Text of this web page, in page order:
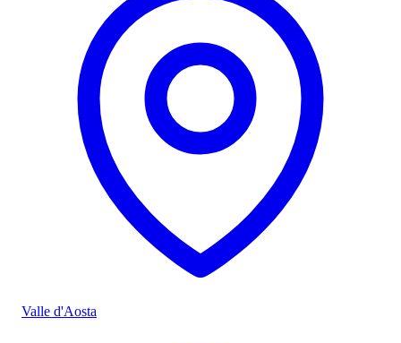
Valle d'Aosta